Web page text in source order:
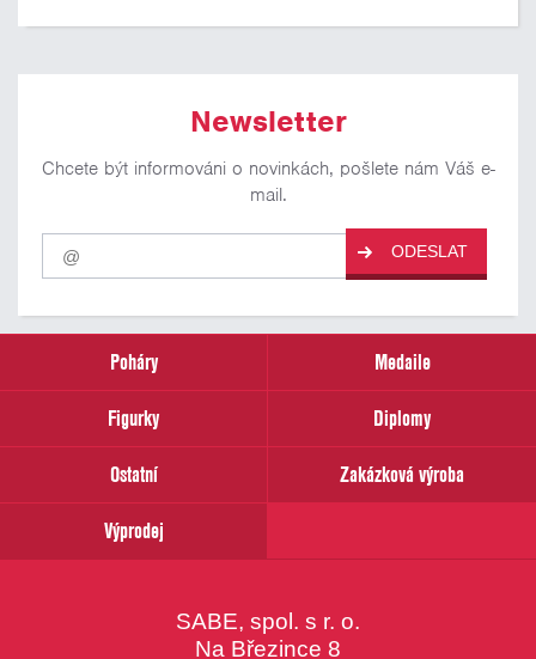
Newsletter
Chcete být informováni o novinkách, pošlete nám Váš e-
mail.
Pro
odběr
našich
email
ODESLAT
Poháry
Medaile
Figurky
Diplomy
Ostatní
Zakázková výroba
Výprodej
SABE, spol. s r. o.
Na Březince 8